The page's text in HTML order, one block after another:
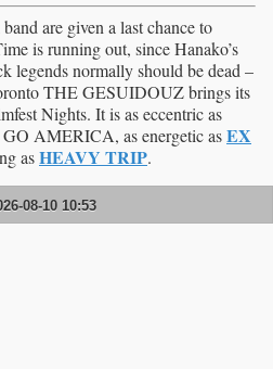
are given a last chance to
is running out, since Hanako’s
legends normally should be dead –
THE GESUIDOUZ brings its
Nights. It is as eccentric as
AMERICA, as energetic asEX
asHEAVY TRIP.
08-10 10:53